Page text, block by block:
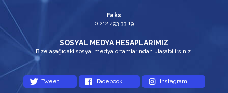
Faks
0 212 493 33 19
SOSYAL MEDYA HESAPLARIMIZ
Bize aşağıdaki sosyal medya ortamlarından ulaşabilirsiniz.
Tweet Facebook Instagram